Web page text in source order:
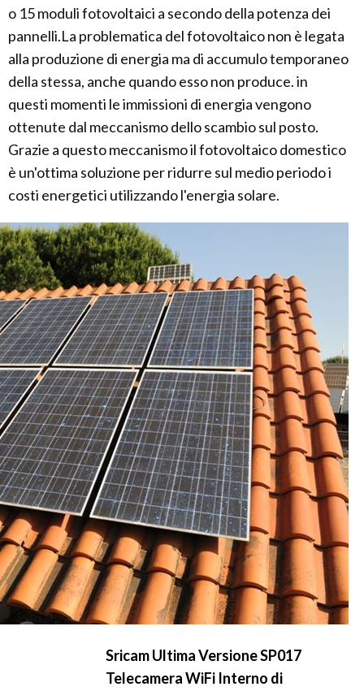
o 15 moduli fotovoltaici a secondo della potenza dei
pannelli.La problematica del fotovoltaico non è legata
alla produzione di energia ma di accumulo temporaneo
della stessa, anche quando esso non produce. in
questi momenti le immissioni di energia vengono
ottenute dal meccanismo dello scambio sul posto.
Grazie a questo meccanismo il fotovoltaico domestico
è un'ottima soluzione per ridurre sul medio periodo i
costi energetici utilizzando l'energia solare.
Sricam Ultima Versione SP017
Telecamera WiFi Interno di